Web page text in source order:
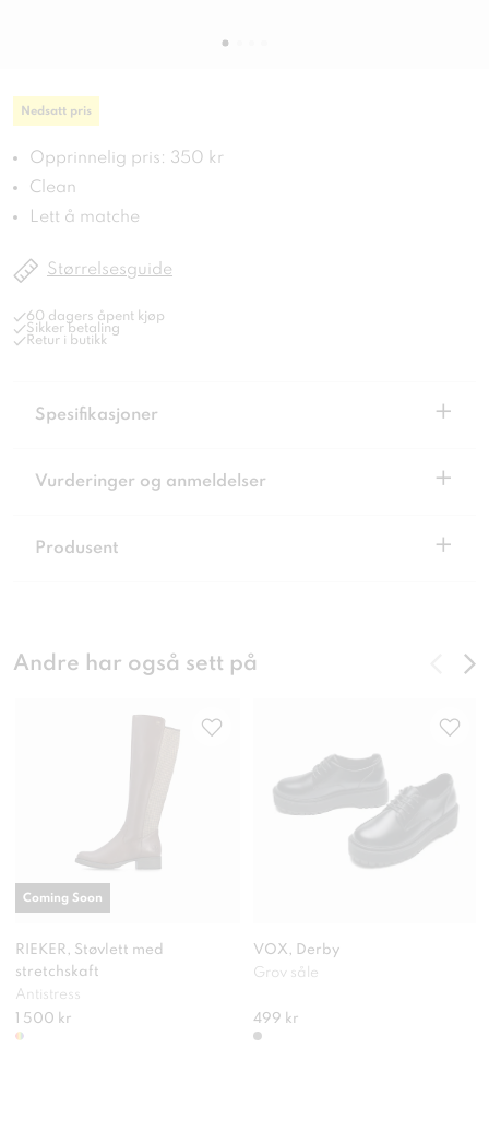
Nedsatt pris
Opprinnelig pris: 350 kr
Clean
Lett å matche
Størrelsesguide
60 dagers åpent kjøp
Sikker betaling
Retur i butikk
Spesifikasjoner +
Vurderinger og anmeldelser +
Produsent +
Andre har også sett på
RIEKER, Støvlett med
stretchskaft
Antistress
1 500 kr
Coming Soon
VOX, Derby
Grov såle
499 kr